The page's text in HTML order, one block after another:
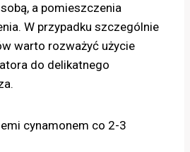
a pomieszczenia
W przypadku szczególnie
warto rozważyć użycie
do delikatnego
cynamonem co 2-3